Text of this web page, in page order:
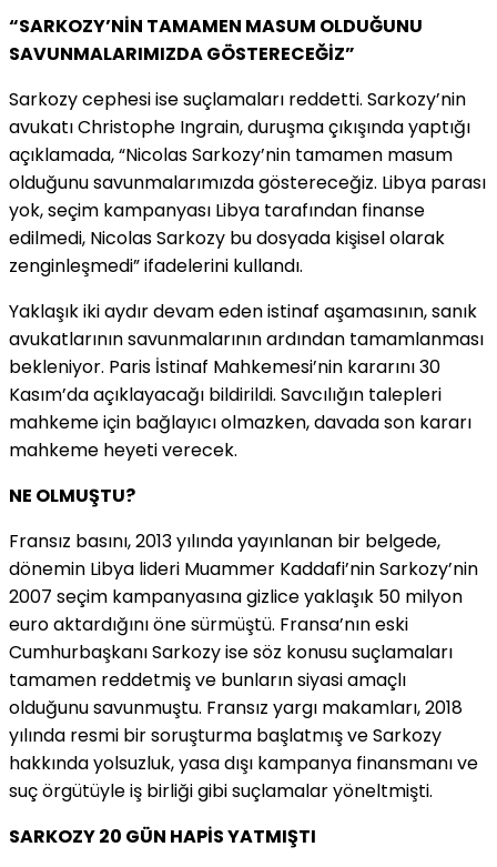
“SARKOZY’NİN TAMAMEN MASUM OLDUĞUNU
SAVUNMALARIMIZDA GÖSTERECEĞİZ”
Sarkozy cephesi ise suçlamaları reddetti. Sarkozy’nin
avukatı Christophe Ingrain, duruşma çıkışında yaptığı
açıklamada, “Nicolas Sarkozy’nin tamamen masum
olduğunu savunmalarımızda göstereceğiz. Libya parası
yok, seçim kampanyası Libya tarafından finanse
edilmedi, Nicolas Sarkozy bu dosyada kişisel olarak
zenginleşmedi” ifadelerini kullandı.
Yaklaşık iki aydır devam eden istinaf aşamasının, sanık
avukatlarının savunmalarının ardından tamamlanması
bekleniyor. Paris İstinaf Mahkemesi’nin kararını 30
Kasım’da açıklayacağı bildirildi. Savcılığın talepleri
mahkeme için bağlayıcı olmazken, davada son kararı
mahkeme heyeti verecek.
NE OLMUŞTU?
Fransız basını, 2013 yılında yayınlanan bir belgede,
dönemin Libya lideri Muammer Kaddafi’nin Sarkozy’nin
2007 seçim kampanyasına gizlice yaklaşık 50 milyon
euro aktardığını öne sürmüştü. Fransa’nın eski
Cumhurbaşkanı Sarkozy ise söz konusu suçlamaları
tamamen reddetmiş ve bunların siyasi amaçlı
olduğunu savunmuştu. Fransız yargı makamları, 2018
yılında resmi bir soruşturma başlatmış ve Sarkozy
hakkında yolsuzluk, yasa dışı kampanya finansmanı ve
suç örgütüyle iş birliği gibi suçlamalar yöneltmişti.
SARKOZY 20 GÜN HAPİS YATMIŞTI